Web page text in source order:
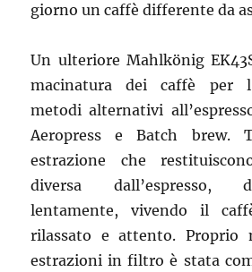
giorno un caffè differente da
Un ulteriore Mahlkönig
macinatura dei caffè per
metodi alternativi
Aeropress e Batch brew.
estrazione che
diversa dall’espresso,
lentamente, vivendo il
rilassato e attento. Proprio
estrazioni in filtro è stata